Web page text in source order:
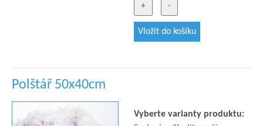
Polštář 50x40cm
Vyberte varianty produktu: